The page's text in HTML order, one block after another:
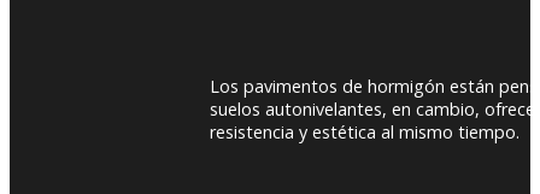
Los pavimentos de hormigón están
suelos autonivelantes, en cambio,
resistencia y estética al mismo tiempo.